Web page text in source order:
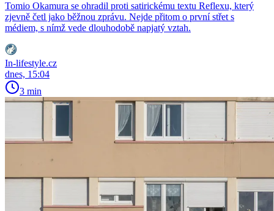
Tomio Okamura se ohradil proti satirickému textu Reflexu, který
zjevně četl jako běžnou zprávu. Nejde přitom o první střet s
médiem, s nímž vede dlouhodobě napjatý vztah.
In-lifestyle.cz
dnes, 15:04
3 min